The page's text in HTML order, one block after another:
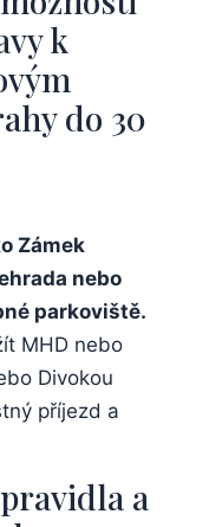
k
do 30
Zámek⁢
nebo
parkoviště.
MHD ​nebo
Divokou
⁤příjezd​ a
a